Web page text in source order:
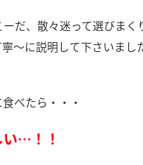
だ、散々迷って選びまく
寧～に説明して下さいま
べたら・・・
…！！